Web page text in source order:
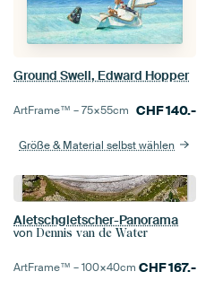
Ground Swell, Edward Hopper
ArtFrame™ –75×55cm CHF140.-
Größe & Material selbst wählen
Aletschgletscher-Panorama
von Dennis van de Water
ArtFrame™ –100×40cm CHF167.-